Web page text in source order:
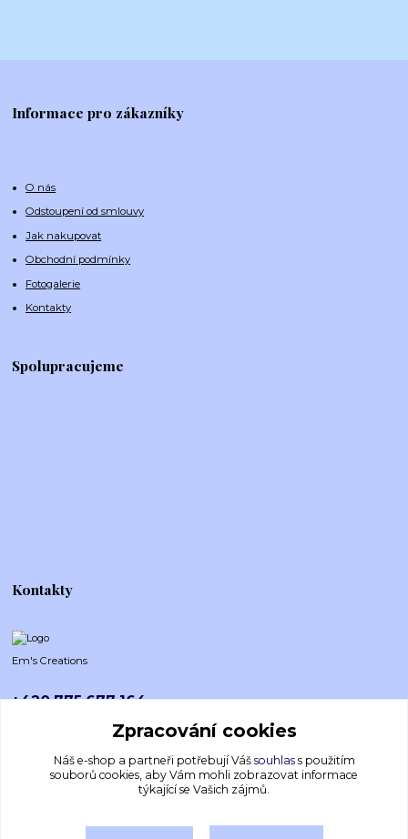
Informace pro zákazníky
O nás
Odstoupení od smlouvy
Jak nakupovat
Obchodní podmínky
Fotogalerie
Kontakty
Spolupracujeme
Kontakty
Em's Creations
+420 775 677 164
emscreations.cz@gmail.com
Zpracování cookies
Náš e-shop a partneři potřebují Váš souhlass použitím
souborů cookies, aby Vám mohli zobrazovat informace
týkající se Vašich zájmů.